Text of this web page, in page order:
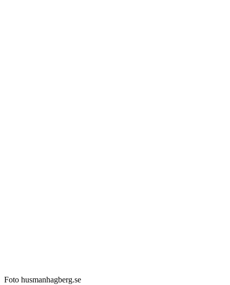
Foto husmanhagberg.se